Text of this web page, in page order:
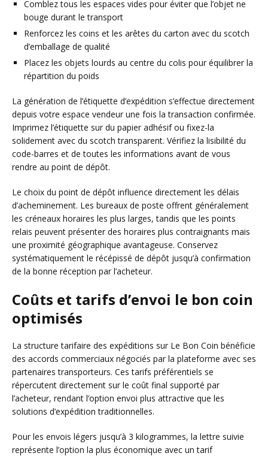
Comblez tous les espaces vides pour éviter que l’objet ne
bouge durant le transport
Renforcez les coins et les arêtes du carton avec du scotch
d’emballage de qualité
Placez les objets lourds au centre du colis pour équilibrer la
répartition du poids
La génération de l’étiquette d’expédition s’effectue directement
depuis votre espace vendeur une fois la transaction confirmée.
Imprimez l’étiquette sur du papier adhésif ou fixez-la
solidement avec du scotch transparent. Vérifiez la lisibilité du
code-barres et de toutes les informations avant de vous
rendre au point de dépôt.
Le choix du point de dépôt influence directement les délais
d’acheminement. Les bureaux de poste offrent généralement
les créneaux horaires les plus larges, tandis que les points
relais peuvent présenter des horaires plus contraignants mais
une proximité géographique avantageuse. Conservez
systématiquement le récépissé de dépôt jusqu’à confirmation
de la bonne réception par l’acheteur.
Coûts et tarifs d’envoi le bon coin
optimisés
La structure tarifaire des expéditions sur Le Bon Coin bénéficie
des accords commerciaux négociés par la plateforme avec ses
partenaires transporteurs. Ces tarifs préférentiels se
répercutent directement sur le coût final supporté par
l’acheteur, rendant l’option envoi plus attractive que les
solutions d’expédition traditionnelles.
Pour les envois légers jusqu’à 3 kilogrammes, la lettre suivie
représente l’option la plus économique avec un tarif